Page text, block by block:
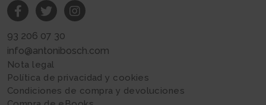
93 206 07 30
info@antonibosch.com
Nota legal
Política de privacidad y cookies
Condiciones de compra y devoluciones